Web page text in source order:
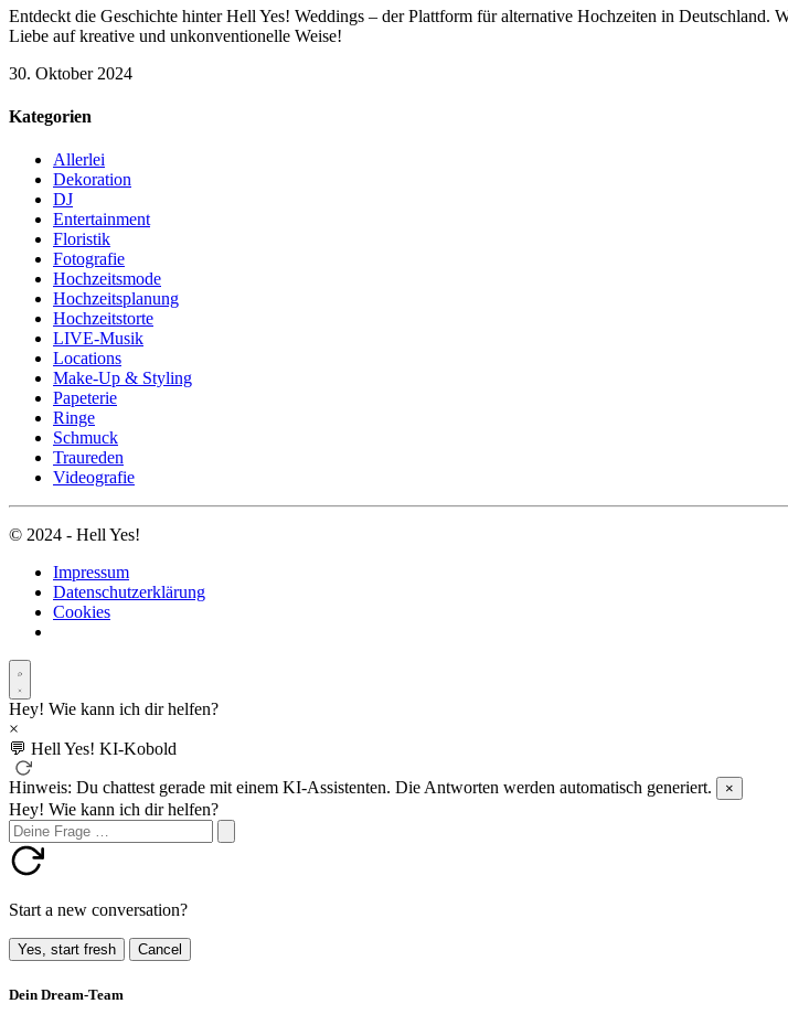
Entdeckt die Geschichte hinter Hell Yes! Weddings – der Plattform für alternative Hochzeiten in Deutschland.
Liebe auf kreative und unkonventionelle Weise!
30. Oktober 2024
Kategorien
Allerlei
Dekoration
DJ
Entertainment
Floristik
Fotografie
Hochzeitsmode
Hochzeitsplanung
Hochzeitstorte
LIVE-Musik
Locations
Make-Up & Styling
Papeterie
Ringe
Schmuck
Traureden
Videografie
© 2024 - Hell Yes!
Impressum
Datenschutzerklärung
Cookies
Hey! Wie kann ich dir helfen?
×
💬 Hell Yes! KI-Kobold
Hinweis: Du chattest gerade mit einem KI-Assistenten. Die Antworten werden automatisch generiert. ×
Hey! Wie kann ich dir helfen?
Start a new conversation?
Yes, start fresh Cancel
Dein Dream-Team